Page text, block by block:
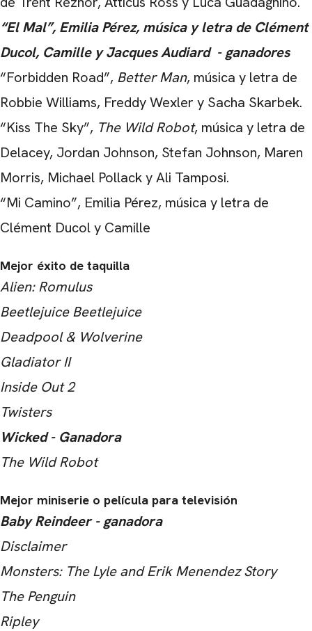
“El Mal”, Emilia Pérez, música y letra de Clément
Ducol, Camille y Jacques Audiard - ganadores
“Forbidden Road”, Better Man, música y letra de
Robbie Williams, Freddy Wexler y Sacha Skarbek.
“Kiss The Sky”, The Wild Robot, música y letra de
Delacey, Jordan Johnson, Stefan Johnson, Maren
Morris, Michael Pollack y Ali Tamposi.
“Mi Camino”, Emilia Pérez, música y letra de
Clément Ducol y Camille
Mejor éxito de taquilla
Alien: Romulus
Beetlejuice Beetlejuice
Deadpool & Wolverine
Gladiator II
Inside Out 2
Twisters
Wicked - Ganadora
The Wild Robot
Mejor miniserie o película para televisión
Baby Reindeer - ganadora
Disclaimer
Monsters: The Lyle and Erik Menendez Story
The Penguin
Ripley